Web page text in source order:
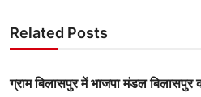
Related Posts
ग्राम बिलासपुर में भाजपा मंडल